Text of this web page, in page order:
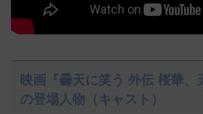
映画『曇天に笑う 外伝 桜華、
の登場人物（キャスト）